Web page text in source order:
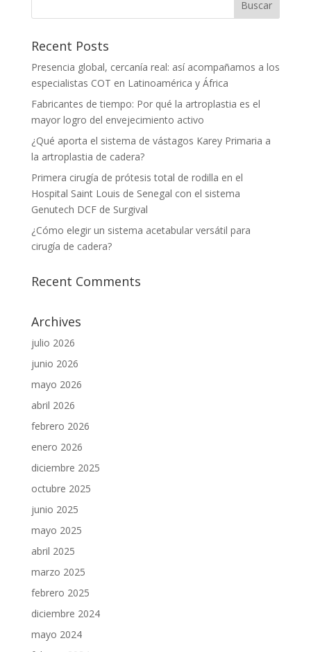
Recent Posts
Presencia global, cercanía real: así acompañamos a los
especialistas COT en Latinoamérica y África
Fabricantes de tiempo: Por qué la artroplastia es el
mayor logro del envejecimiento activo
¿Qué aporta el sistema de vástagos Karey Primaria a
la artroplastia de cadera?
Primera cirugía de prótesis total de rodilla en el
Hospital Saint Louis de Senegal con el sistema
Genutech DCF de Surgival
¿Cómo elegir un sistema acetabular versátil para
cirugía de cadera?
Recent Comments
Archives
julio 2026
junio 2026
mayo 2026
abril 2026
febrero 2026
enero 2026
diciembre 2025
octubre 2025
junio 2025
mayo 2025
abril 2025
marzo 2025
febrero 2025
diciembre 2024
mayo 2024